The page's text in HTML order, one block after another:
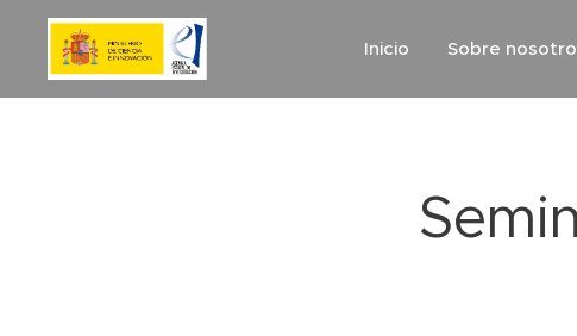
Inicio Sobre